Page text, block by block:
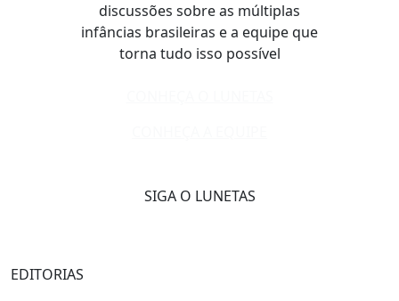
discussões sobre as múltiplas
infâncias brasileiras e a equipe que
torna tudo isso possível
SIGA O LUNETAS
EDITORIAS